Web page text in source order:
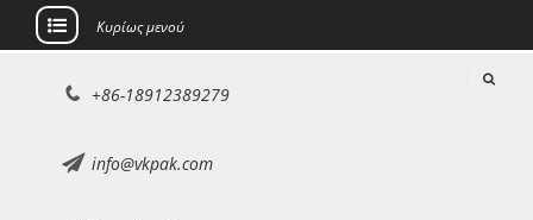
Κυρίως μενού
+86-18912389279
info@vkpak.com